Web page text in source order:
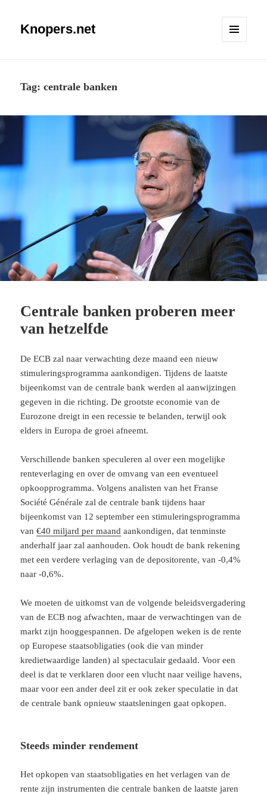
Knopers.net
Tag:centrale banken
Centrale banken proberen meer
van hetzelfde
De ECB zal naar verwachting deze maand een nieuw
stimuleringsprogramma aankondigen. Tijdens de laatste
bijeenkomst van de centrale bank werden al aanwijzingen
gegeven in die richting. De grootste economie van de
Eurozone dreigt in een recessie te belanden, terwijl ook
elders in Europa de groei afneemt.
Verschillende banken speculeren al over een mogelijke
renteverlaging en over de omvang van een eventueel
opkoopprogramma. Volgens analisten van het Franse
Société Générale zal de centrale bank tijdens haar
bijeenkomst van 12 september een stimuleringsprogramma
van€40 miljard per maand aankondigen, dat tenminste
anderhalf jaar zal aanhouden. Ook houdt de bank rekening
met een verdere verlaging van de depositorente, van -0,4%
naar -0,6%.
We moeten de uitkomst van de volgende beleidsvergadering
van de ECB nog afwachten, maar de verwachtingen van de
markt zijn hooggespannen. De afgelopen weken is de rente
op Europese staatsobligaties (ook die van minder
kredietwaardige landen) al spectaculair gedaald. Voor een
deel is dat te verklaren door een vlucht naar veilige havens,
maar voor een ander deel zit er ook zeker speculatie in dat
de centrale bank opnieuw staatsleningen gaat opkopen.
Steeds minder rendement
Het opkopen van staatsobligaties en het verlagen van de
rente zijn instrumenten die centrale banken de laatste jaren